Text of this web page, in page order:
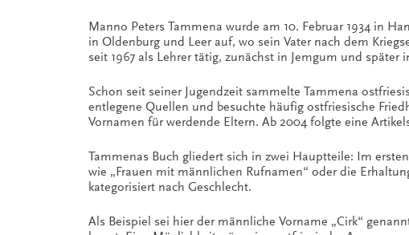
Manno Peters Tammena wurde am 10. Februar 1934 in
in Oldenburg und Leer auf, wo sein Vater nach dem
seit 1967 als Lehrer tätig, zunächst in Jemgum und
Schon seit seiner Jugendzeit sammelte Tammena
entlegene Quellen und besuchte häufig ostfriesische
Vornamen für werdende Eltern. Ab 2004 folgte eine
Tammenas Buch gliedert sich in zwei Hauptteile: Im
wie „Frauen mit männlichen Rufnamen“ oder die
kategorisiert nach Geschlecht.
Als Beispiel sei hier der männliche Vorname „Cirk“